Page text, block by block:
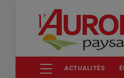
contenu
ACTUALITÉS